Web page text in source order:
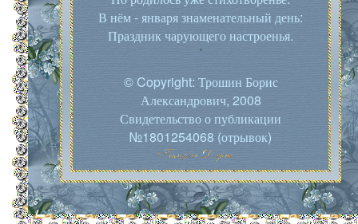
В нём - января знаменательный день:
Праздник чарующего настроенья.
© Copyright: Трошин Борис
Александрович, 2008
Свидетельство о публикации
№1801254068 (отрывок)